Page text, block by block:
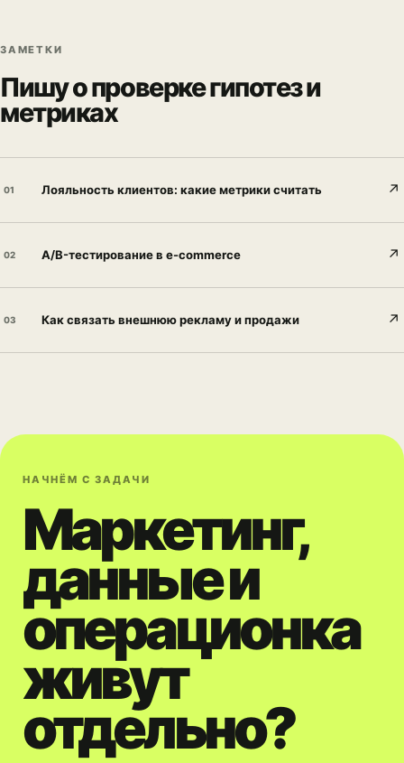
ЗАМЕТКИ
Пишу о проверке гипотез и
метриках
01 Лояльность клиентов: какие метрики считать ↗
02 A/B-тестирование в e-commerce ↗
03 Как связать внешнюю рекламу и продажи ↗
НАЧНЁМ С ЗАДАЧИ
Маркетинг,
данные и
операционка
живут
отдельно?